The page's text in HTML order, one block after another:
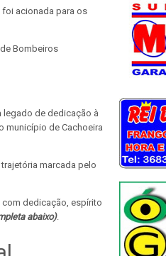
foi acionada para os
Bombeiros
legado de dedicação à
município de Cachoeira
marcada pelo
com dedicação, espírito
abaixo).